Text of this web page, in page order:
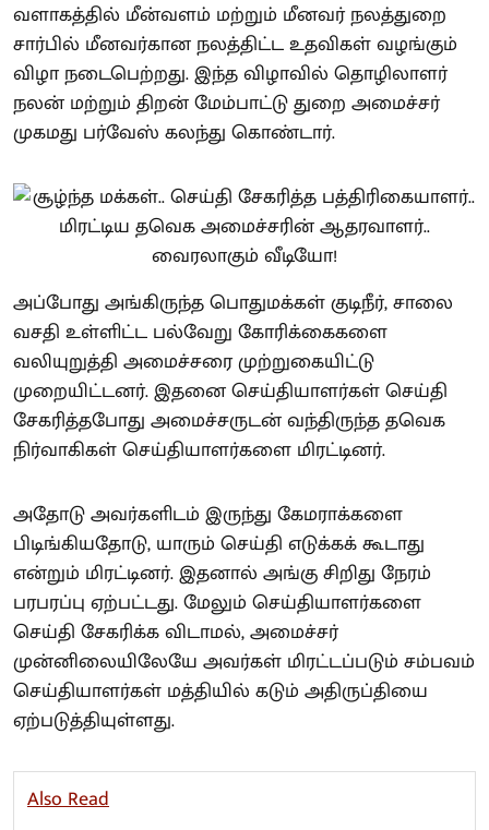
வளாகத்தில் மீன்வளம் மற்றும் மீனவர் நலத்துறை
சார்பில் மீனவர்கான நலத்திட்ட உதவிகள் வழங்கும்
விழா நடைபெற்றது. இந்த விழாவில் தொழிலாளர்
நலன் மற்றும் திறன் மேம்பாட்டு துறை அமைச்சர்
முகமது பர்வேஸ் கலந்து கொண்டார்.
அப்போது அங்கிருந்த பொதுமக்கள் குடிநீர், சாலை
வசதி உள்ளிட்ட பல்வேறு கோரிக்கைகளை
வலியுறுத்தி அமைச்சரை முற்றுகையிட்டு
முறையிட்டனர். இதனை செய்தியாளர்கள் செய்தி
சேகரித்தபோது அமைச்சருடன் வந்திருந்த தவெக
நிர்வாகிகள் செய்தியாளர்களை மிரட்டினர்.
அதோடு அவர்களிடம் இருந்து கேமராக்களை
பிடிங்கியதோடு, யாரும் செய்தி எடுக்கக் கூடாது
என்றும் மிரட்டினர். இதனால் அங்கு சிறிது நேரம்
பரபரப்பு ஏற்பட்டது. மேலும் செய்தியாளர்களை
செய்தி சேகரிக்க விடாமல், அமைச்சர்
முன்னிலையிலேயே அவர்கள் மிரட்டப்படும் சம்பவம்
செய்தியாளர்கள் மத்தியில் கடும் அதிருப்தியை
ஏற்படுத்தியுள்ளது.
Also Read